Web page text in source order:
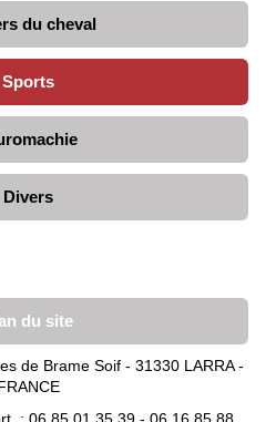
du cheval
Sports
Divers
du site
de Brame Soif - 31330 LARRA -